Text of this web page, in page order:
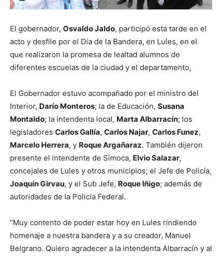
El gobernador, Osvaldo Jaldo, participó esta tarde en el
acto y desfile por el Día de la Bandera, en Lules, en el
que realizaron la promesa de lealtad alumnos de
diferentes escuelas de la ciudad y el departamento,
El Gobernador estuvo acompañado por el ministro del
Interior, Darío Monteros; la de Educación, Susana
Montaldo; la intendenta local, Marta Albarracín; los
legisladores Carlos Gallía, Carlos Najar, Carlos Funez,
Marcelo Herrera, y Roque Argañaraz. También dijeron
presente el intendente de Simoca, Elvio Salazar,
concejales de Lules y otros municipios; el Jefe de Policía,
Joaquín Girvau, y el Sub Jefe, Roque Iñigo; además de
autoridades de la Policía Federal.
“Muy contento de poder estar hoy en Lules rindiendo
homenaje a nuestra bandera y a su creador, Manuel
Belgrano. Quiero agradecer a la intendenta Albarracín y al